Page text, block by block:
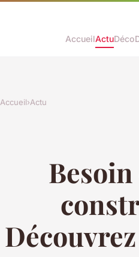
AccueilActuDéco
Accueil›Actu